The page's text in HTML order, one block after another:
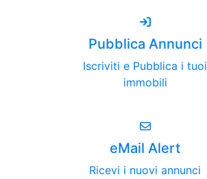
Pubblica Annunci
Iscriviti e Pubblica i tuoi
immobili
eMail Alert
Ricevi i nuovi annunci